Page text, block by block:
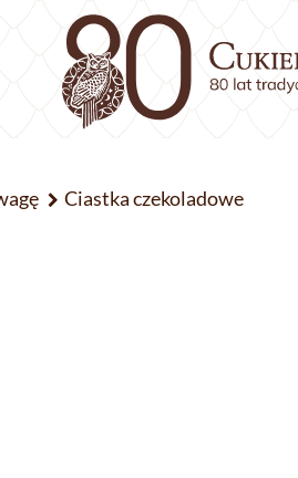
Ciastka czekoladowe